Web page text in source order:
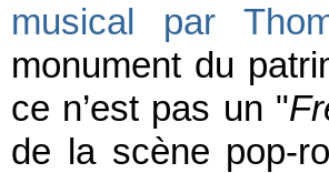
musical par
monument du
ce n’est pas un "
de la scène pop-